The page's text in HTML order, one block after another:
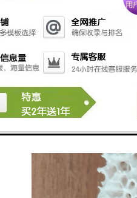
的使用是很有必要的，无
和过滤网。